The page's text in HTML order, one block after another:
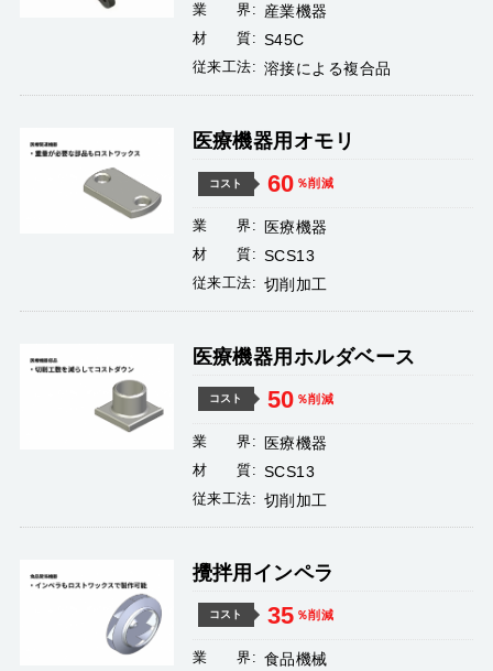
業 界: 産業機器
材 質: S45C
従来工法: 溶接による複合品
医療機器用オモリ
コスト 60 ％削減
業 界: 医療機器
材 質: SCS13
従来工法: 切削加工
医療機器用ホルダベース
コスト 50 ％削減
業 界: 医療機器
材 質: SCS13
従来工法: 切削加工
攪拌用インペラ
コスト 35 ％削減
業 界: 食品機械